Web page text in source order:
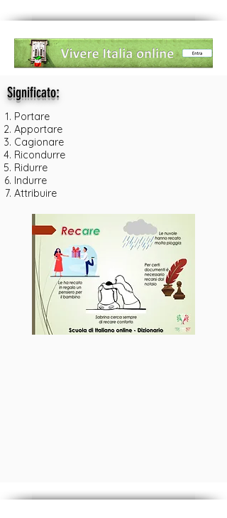
Significato:
Portare
Apportare
Cagionare
Ricondurre
Ridurre
Indurre
Attribuire